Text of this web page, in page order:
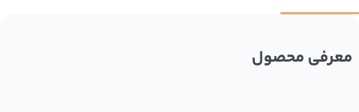
معرفی محصول